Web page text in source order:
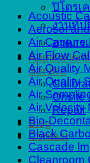
ปิโตรเ
งานที่ป
อาคาร
Applications
Service
Onsite
Repair
Blog
Contact
Acoustic
Aerosol
Air Capture
Air Flow
Air Quality
Air Quality
Air
Air Velocity
Bio-
Black
Cascade
Cleanroom